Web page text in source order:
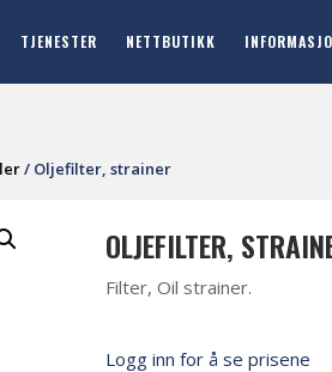
TJENESTER NETTBUTIKK
/ Oljefilter, strainer
OLJEFILTER,
Filter, Oil strainer.
Logg inn for å se prisene